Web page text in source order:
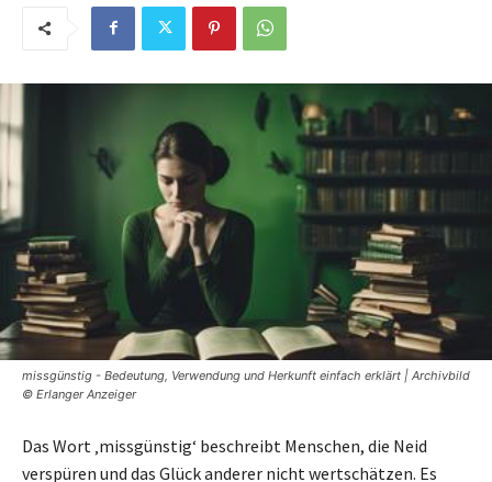
missgünstig - Bedeutung, Verwendung und Herkunft einfach erklärt | Archivbild
© Erlanger Anzeiger
Das Wort ‚missgünstig‘ beschreibt Menschen, die Neid
verspüren und das Glück anderer nicht wertschätzen. Es